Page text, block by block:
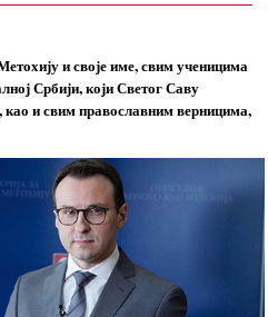
и своје име, свим ученицима
Србији, који Светог Саву
и свим православним верницима,